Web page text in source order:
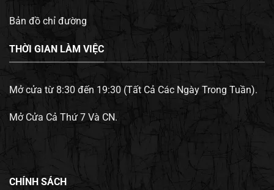
Bản đồ chỉ đường
THỜI GIAN LÀM VIỆC
Mở cửa từ 8:30 đến 19:30 (Tất Cả Các Ngày Trong Tuần).
Mở Cửa Cả Thứ 7 Và CN.
CHÍNH SÁCH